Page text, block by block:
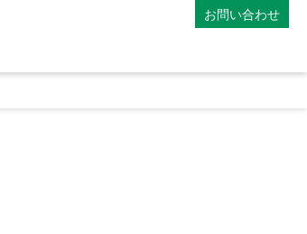
お問い合わせ